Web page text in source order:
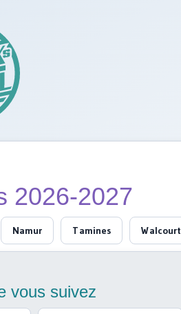
2026-2027
Namur Tamines Walcourt
vous suivez